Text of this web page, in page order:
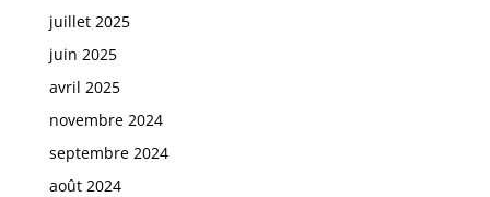
juillet 2025
juin 2025
avril 2025
novembre 2024
septembre 2024
août 2024